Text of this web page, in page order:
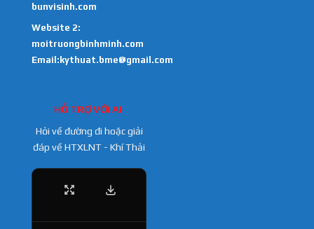
bunvisinh.com
Website 2:
moitruongbinhminh.com
Email:kythuat.bme@gmail.com
HỖ TRỢ VỚI AI
Hỏi về đường đi hoặc giải
đáp về HTXLNT - Khí Thải